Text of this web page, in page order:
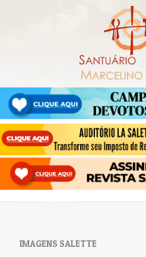
IMAGENS SALETTE